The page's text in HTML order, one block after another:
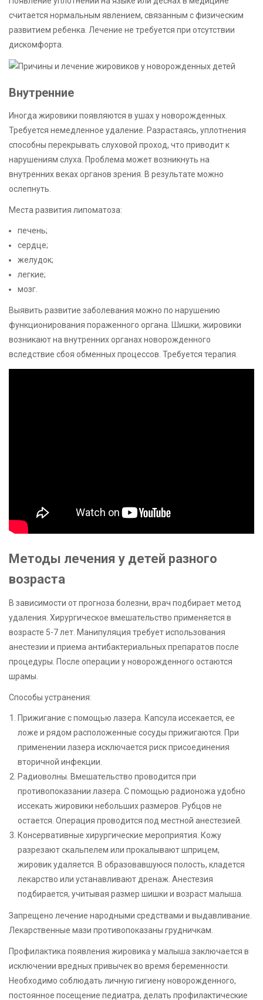
считается нормальным явлением, связанным с физическим
развитием ребенка. Лечение не требуется при отсутствии
дискомфорта.
Внутренние
Иногда жировики появляются в ушах у новорожденных.
Требуется немедленное удаление. Разрастаясь, уплотнения
способны перекрывать слуховой проход, что приводит к
нарушениям слуха. Проблема может возникнуть на
внутренних веках органов зрения. В результате можно
ослепнуть.
Места развития липоматоза:
печень;
сердце;
желудок;
легкие;
мозг.
Выявить развитие заболевания можно по нарушению
функционирования пораженного органа. Шишки, жировики
возникают на внутренних органах новорожденного
вследствие сбоя обменных процессов. Требуется терапия.
Методы лечения у детей разного
возраста
В зависимости от прогноза болезни, врач подбирает метод
удаления. Хирургическое вмешательство применяется в
возрасте 5-7 лет. Манипуляция требует использования
анестезии и приема антибактериальных препаратов после
процедуры. После операции у новорожденного остаются
шрамы.
Способы устранения:
Прижигание с помощью лазера. Капсула иссекается, ее
ложе и рядом расположенные сосуды прижигаются. При
применении лазера исключается риск присоединения
вторичной инфекции.
Радиоволны. Вмешательство проводится при
противопоказании лазера. С помощью радионожа удобно
иссекать жировики небольших размеров. Рубцов не
остается. Операция проводится под местной анестезией.
Консервативные хирургические мероприятия. Кожу
разрезают скальпелем или прокалывают шприцем,
жировик удаляется. В образовавшуюся полость, кладется
лекарство или устанавливают дренаж. Анестезия
подбирается, учитывая размер шишки и возраст малыша.
Запрещено лечение народными средствами и выдавливание.
Лекарственные мази противопоказаны грудничкам.
Профилактика появления жировика у малыша заключается в
исключении вредных привычек во время беременности.
Необходимо соблюдать личную гигиену новорожденного,
постоянное посещение педиатра, делать профилактические